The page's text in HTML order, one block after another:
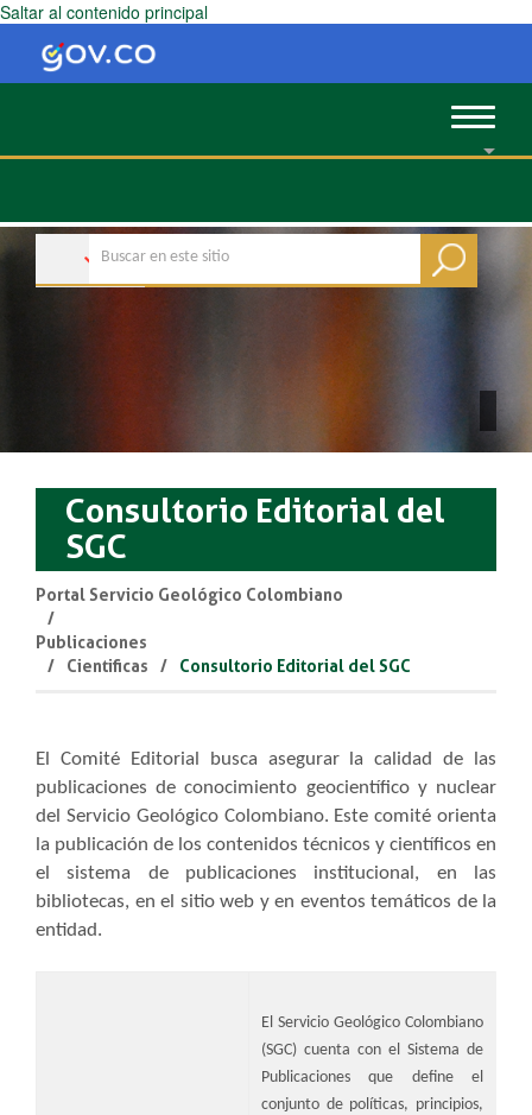
Saltar al contenido principal
Toggle
Consultorio Editorial del
SGC
Portal Servicio Geológico Colombiano
Publicaciones
Cientificas
Consultorio Editorial del SGC
El Comité Editorial busca asegurar la calidad de las
publicaciones de conocimiento geocientífico y nuclear
del Servicio Geológico Colombiano. Este comité orienta
la publicación de los contenidos técnicos y científicos en
el sistema de publicaciones institucional, en las
bibliotecas, en el sitio web y en eventos temáticos de la
entidad.​
El Servicio Geológico Colombiano
(SGC) cuenta con el Sistema de
Publicaciones que define el
conjunto de políticas, principios,